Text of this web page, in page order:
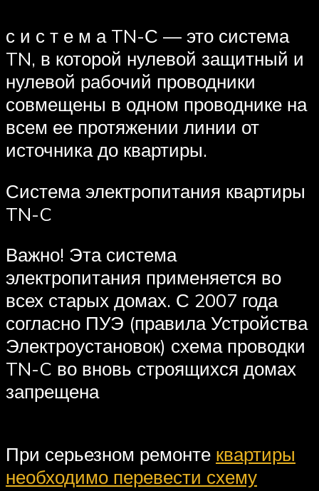
с и с т е м а TN-С — это система
TN, в которой нулевой защитный и
нулевой рабочий проводники
совмещены в одном проводнике на
всем ее протяжении линии от
источника до квартиры.
Система электропитания квартиры
TN-C
Важно! Эта система
электропитания применяется во
всех старых домах. С 2007 года
согласно ПУЭ (правила Устройства
Электроустановок) схема проводки
TN-C во вновь строящихся домах
запрещена
При серьезном ремонте квартиры
необходимо перевести схему